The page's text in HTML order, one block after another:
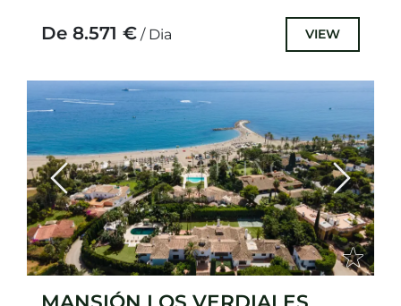
De 8.571 € / Dia VIEW
Previous Next
MANSIÓN LOS VERDIALES